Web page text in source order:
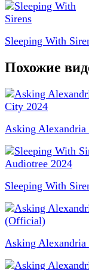
Sleeping With
Похожие
Asking
Sleeping With
Asking